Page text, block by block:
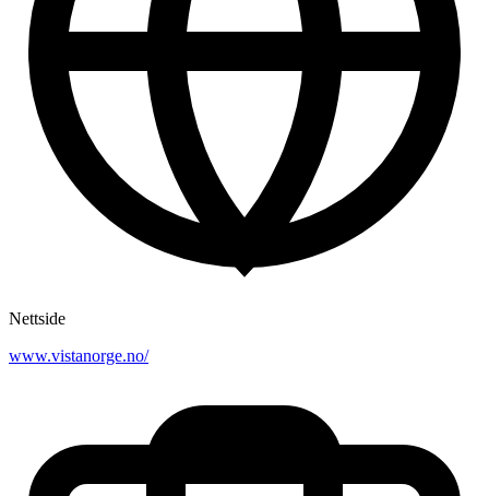
Nettside
www.vistanorge.no/